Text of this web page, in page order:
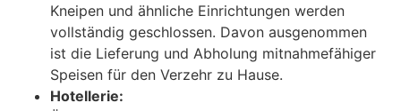
Kneipen und ähnliche Einrichtungen werden
vollständig geschlossen. Davon ausgenommen
ist die Lieferung und Abholung mitnahmefähiger
Speisen für den Verzehr zu Hause.
Hotellerie: